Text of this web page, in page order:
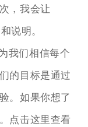
，我会让
说明。
我们相信每个
的目标是通过
。如果你想了
点击这里查看